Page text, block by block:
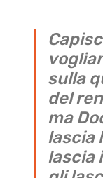
sulla
del
ma
lascia
lascia